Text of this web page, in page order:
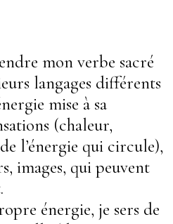
mon verbe sacré
langages différents
mise à sa
(chaleur,
l’énergie qui circule),
images, qui peuvent
énergie, je sers de